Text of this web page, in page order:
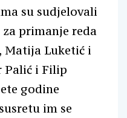
su sudjelovali
primanje reda
Matija Luketić i
Palić i Filip
godine
im se